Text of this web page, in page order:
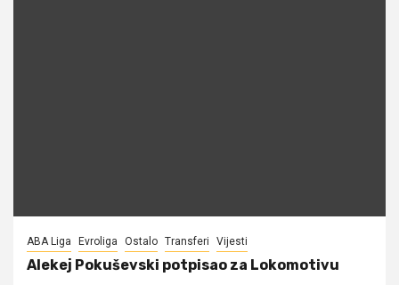
ABA Liga Evroliga Ostalo Transferi Vijesti
Alekej Pokuševski potpisao za Lokomotivu